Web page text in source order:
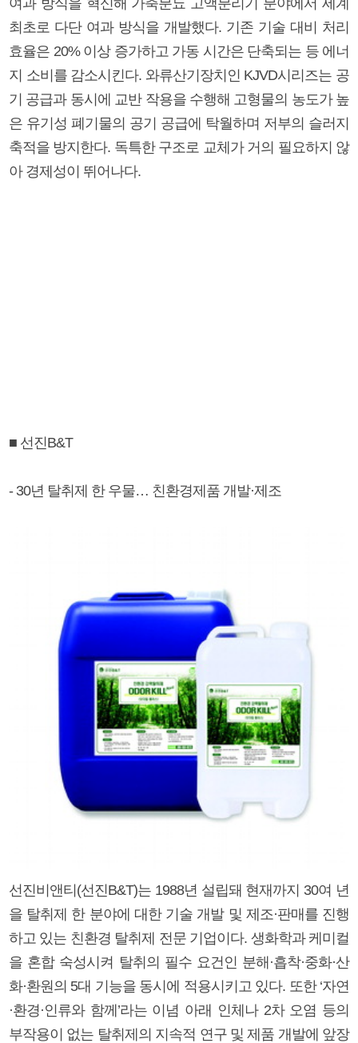
최초로 다단 여과 방식을 개발했다. 기존 기술 대비 처리
효율은 20% 이상 증가하고 가동 시간은 단축되는 등 에너
지 소비를 감소시킨다. 와류산기장치인 KJVD시리즈는 공
기 공급과 동시에 교반 작용을 수행해 고형물의 농도가 높
은 유기성 폐기물의 공기 공급에 탁월하며 저부의 슬러지
축적을 방지한다. 독특한 구조로 교체가 거의 필요하지 않
아 경제성이 뛰어나다.
■ 선진B&T
- 30년 탈취제 한 우물… 친환경제품 개발·제조
선진비앤티(선진B&T)는 1988년 설립돼 현재까지 30여 년
을 탈취제 한 분야에 대한 기술 개발 및 제조·판매를 진행
하고 있는 친환경 탈취제 전문 기업이다. 생화학과 케미컬
을 혼합 숙성시켜 탈취의 필수 요건인 분해·흡착·중화·산
화·환원의 5대 기능을 동시에 적용시키고 있다. 또한 ‘자연
·환경·인류와 함께’라는 이념 아래 인체나 2차 오염 등의
부작용이 없는 탈취제의 지속적 연구 및 제품 개발에 앞장